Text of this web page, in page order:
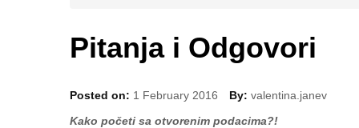
Pitanja i Odgovori
Posted on: 1 February 2016 By: valentina.janev
Kako početi sa otvorenim podacima?!